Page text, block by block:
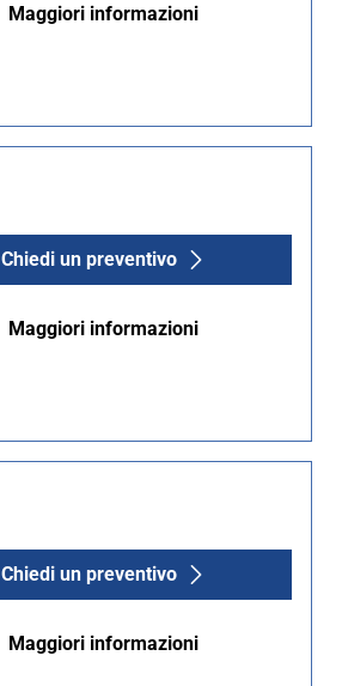
Maggiori informazioni
Chiedi un preventivo
Maggiori informazioni
Chiedi un preventivo
Maggiori informazioni